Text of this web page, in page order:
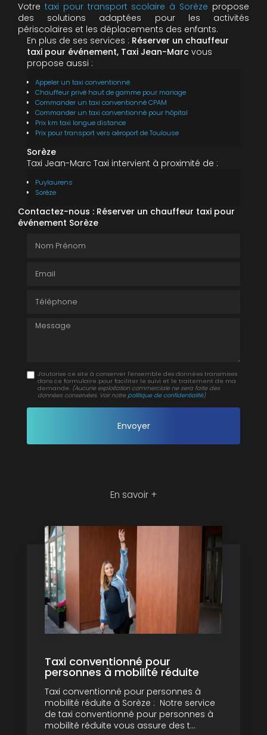
Votre taxi pour transport scolaire à Sorèze propose
des solutions adaptées pour les activités
périscolaires et les déplacements des enfants.
En plus de ses services : Réserver un chauffeur
taxi pour événement, Taxi Jean-Marc vous
propose aussi :
Appeler un taxi conventionné
Chauffeur privé haut de gamme pour mariage
Commander un taxi conventionné CPAM
Commander un taxi conventionné pour hôpital
Prix km taxi longue distance
Prix pour transport vers aéroport de Toulouse
Sorèze
Taxi Jean-Marc Taxi intervient à proximité de :
Puylaurens
Sorèze
Contactez-nous : Réserver un chauffeur taxi pour
événement Sorèze
Message
J'autorise ce site à conserver l'ensemble des données transmises
dans ce formulaire pour faciliter le suivi et le traitement de ma
demande. (Aucune exploitation commerciale ne sera faite des
données conservées. Voir notre politique de confidentialité)
En savoir +
Taxi conventionné pour
personnes à mobilité réduite
Taxi conventionné pour personnes à
mobilité réduite à Sorèze : Notre service
de taxi conventionné pour personnes à
mobilité réduite vous assure des t...